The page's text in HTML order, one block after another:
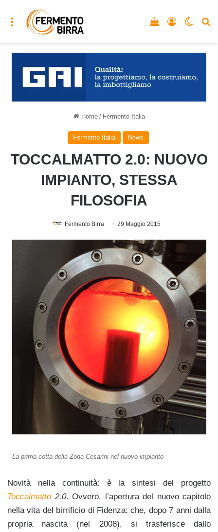
Menu Accedi
Vedi il carrello
Home / Fermento Italia
Fermento Italia News
TOCCALMATTO 2.0: NUOVO
IMPIANTO, STESSA
FILOSOFIA
Fermento Birra 29 Maggio 2015
La prima cotta della Zona Cesarini nel nuovo impianto
Novità nella continuità: è la sintesi del progetto
Toccalmatto 2.0. Ovvero, l’apertura del nuovo capitolo
nella vita del birrificio di Fidenza: che, dopo 7 anni dalla
propria nascita (nel 2008), si trasferisce dallo